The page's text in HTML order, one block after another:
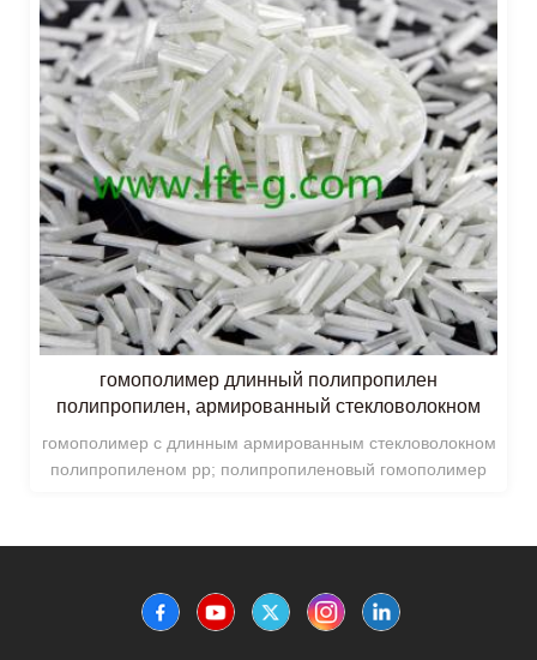
гомополимер длинный полипропилен
полипропилен, армированный стекловолокном
гомополимер с длинным армированным стекловолокном
полипропиленом pp; полипропиленовый гомополимер
хорошей механической прочностью и термостойкостью.